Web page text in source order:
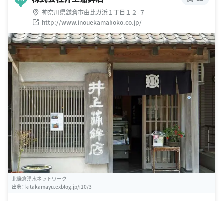
神奈川県鎌倉市由比ガ浜１丁目１２-７
http://www.inouekamaboko.co.jp/
北鎌倉湧水ネットワーク
出典： kitakamayu.exblog.jp/i10/3